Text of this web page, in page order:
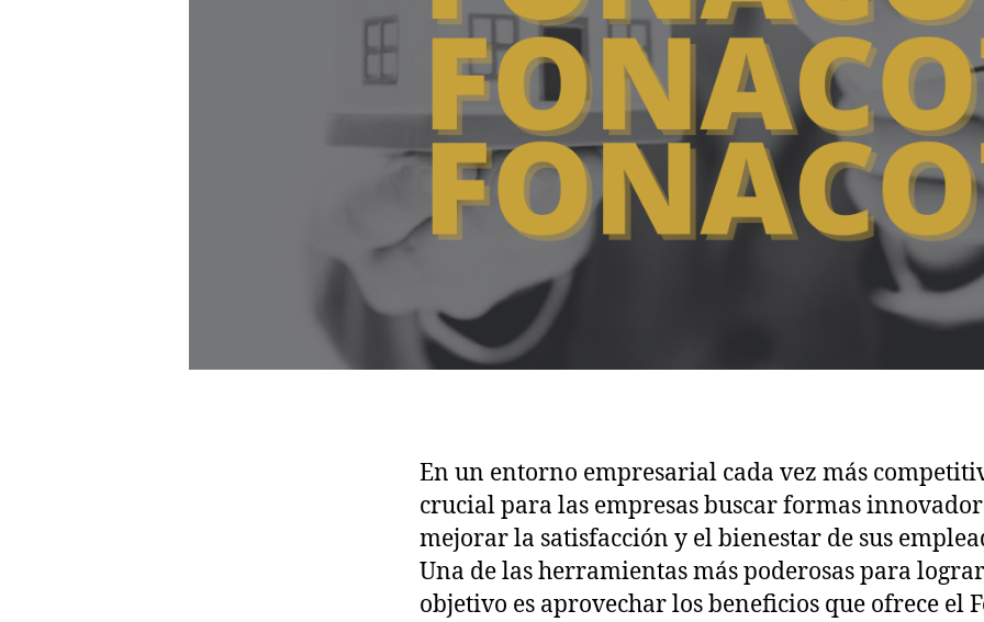
En un entorno empresarial cada vez más
crucial para las empresas buscar formas
mejorar la satisfacción y el bienestar de sus
Una de las herramientas más poderosas para
objetivo es aprovechar los beneficios que ofrece el